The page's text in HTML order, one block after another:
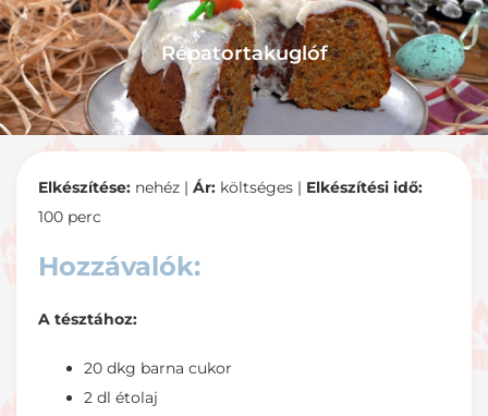
Répatortakuglóf
Elkészítése: nehéz | Ár: költséges | Elkészítési idő:
100 perc
Hozzávalók:
A tésztához:
20 dkg barna cukor
2 dl étolaj